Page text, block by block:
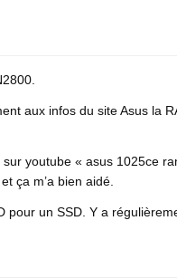
aux infos du site Asus la
youtube « asus 1025ce
ça m’a bien aidé.
un SSD. Y a